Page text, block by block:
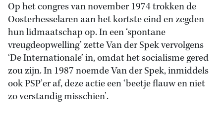
Op het congres van november 1974 trokken de
Oosterhesselaren aan het kortste eind en zegden
hun lidmaatschap op. In een ‘spontane
vreugdeopwelling’ zette Van der Spek vervolgens
‘De Internationale’ in, omdat het socialisme gered
zou zijn. In 1987 noemde Van der Spek, inmiddels
ook PSP’er af, deze actie een ‘beetje flauw en niet
zo verstandig misschien’.